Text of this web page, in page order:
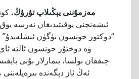
مەزمۇننى يېڭىلاپ تۇرۇڭ.
ئىشەنچنى يوقىتىدىغان نەرسە
“دوكتور جونسون بۈگۈن ئىشلەيدۇ”
ۋە دوختۇر جونسون ئالتە
چىققان بولسا، بىمارلار بۇنى
ئەڭ ئاز دېگەندە